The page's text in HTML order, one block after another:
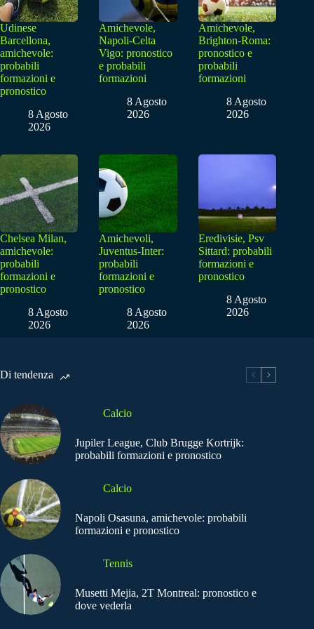
Udinese
Barcellona,
amichevole:
probabili
formazioni e
pronostico
8 Agosto
2026
Amichevole,
Napoli-Celta
Vigo: pronostico
e probabili
formazioni
8 Agosto
2026
Amichevole,
Brighton-Roma:
pronostico e
probabili
formazioni
8 Agosto
2026
Chelsea Milan,
amichevole:
probabili
formazioni e
pronostico
8 Agosto
2026
Amichevoli,
Juventus-Inter:
probabili
formazioni e
pronostico
8 Agosto
2026
Eredivisie, Psv
Sittard: probabili
formazioni e
pronostico
8 Agosto
2026
Di tendenza
Calcio
Jupiler League, Club Brugge Kortrijk:
probabili formazioni e pronostico
Calcio
Napoli Osasuna, amichevole: probabili
formazioni e pronostico
Tennis
Musetti Mejia, 2T Montreal: pronostico e
dove vederla